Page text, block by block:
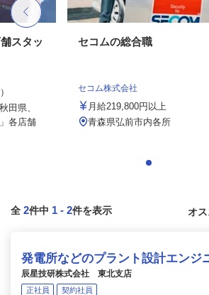
スタッ
田県、
各店舗
セコムの総合職
セコム株式会社
月給219,800円以上
青森県弘前市内各所
全 2件中 1 - 2件を表示
発電所などのプラント設計エンジ
辰星技研株式会社 東北支店
正社員 契約社員